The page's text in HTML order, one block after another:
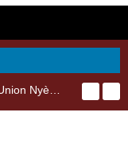
29ème Assemblée Générale Ordinaire de l’Union Nyèsigiso : L’encours total des dépôts des membres passé de 18 milliards en 2024 à 21 milliards en 2025